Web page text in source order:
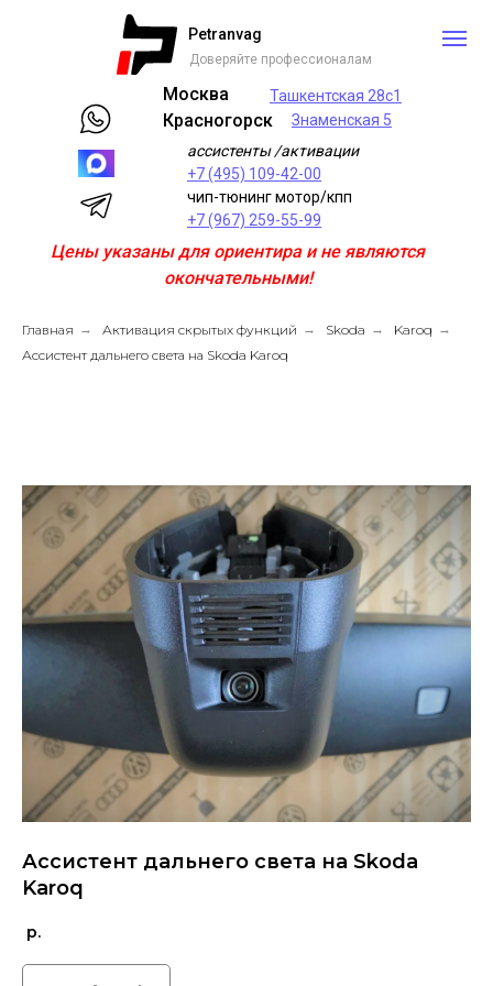
Ташкентская 28с1
Знаменская 5
ассистенты /активации
+7 (495) 109-42-00
чип-тюнинг мотор/кпп
+7 (967) 259-55-99
Москва
Красногорск
Petranvag
Доверяйте профессионалам
Цены указаны для ориентира и не являются
окончательными!
Главная → Активация скрытых функций → Skoda → Karoq →
Ассистент дальнего света на Skoda Karoq
Ассистент дальнего света на Skoda
Karoq
р.